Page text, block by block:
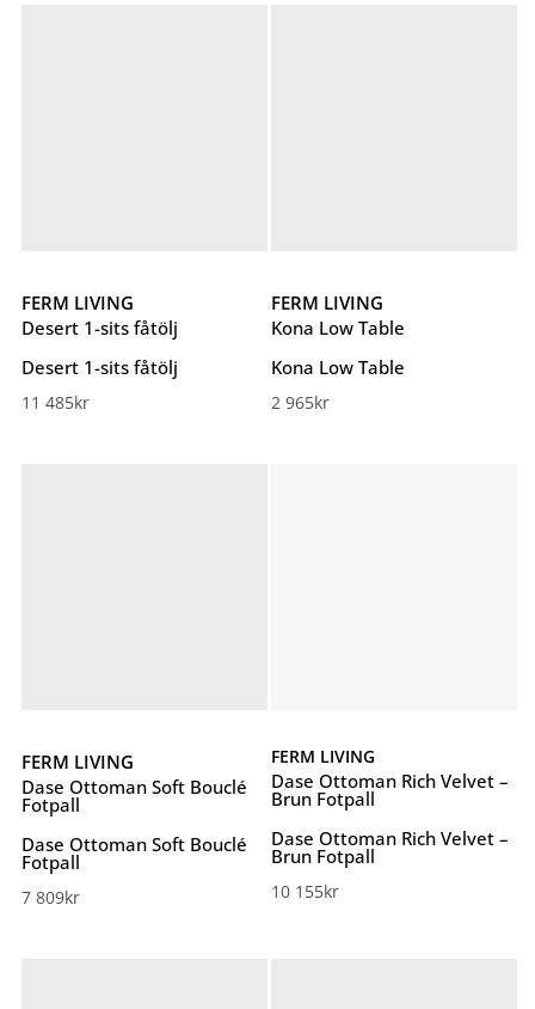
FERM LIVING
Desert 1-sits fåtölj
Desert 1-sits fåtölj
11 485kr
FERM LIVING
Kona Low Table
Kona Low Table
2 965kr
FERM LIVING
Dase Ottoman Soft Bouclé
Fotpall
Dase Ottoman Soft Bouclé
Fotpall
7 809kr
FERM LIVING
Dase Ottoman Rich Velvet –
Brun Fotpall
Dase Ottoman Rich Velvet –
Brun Fotpall
10 155kr